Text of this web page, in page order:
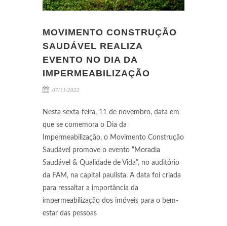
MOVIMENTO CONSTRUÇÃO
SAUDÁVEL REALIZA
EVENTO NO DIA DA
IMPERMEABILIZAÇÃO
07/11/2022
Nesta sexta-feira, 11 de novembro, data em
que se comemora o Dia da
Impermeabilização, o Movimento Construção
Saudável promove o evento “Moradia
Saudável & Qualidade de Vida”, no auditório
da FAM, na capital paulista. A data foi criada
para ressaltar a importância da
impermeabilização dos imóveis para o bem-
estar das pessoas